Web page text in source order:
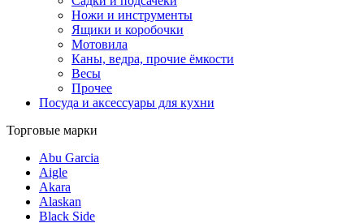
Ножи и инструменты
Ящики и коробочки
Мотовила
Каны, ведра, прочие ёмкости
Весы
Прочее
Посуда и аксессуары для кухни
Торговые марки
Abu Garcia
Aigle
Akara
Alaskan
Black Side